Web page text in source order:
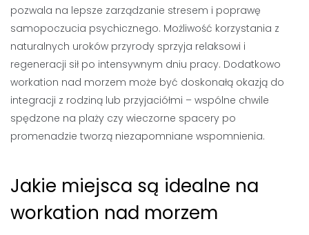
pozwala na lepsze zarządzanie stresem i poprawę
samopoczucia psychicznego. Możliwość korzystania z
naturalnych uroków przyrody sprzyja relaksowi i
regeneracji sił po intensywnym dniu pracy. Dodatkowo
workation nad morzem może być doskonałą okazją do
integracji z rodziną lub przyjaciółmi – wspólne chwile
spędzone na plaży czy wieczorne spacery po
promenadzie tworzą niezapomniane wspomnienia.
Jakie miejsca są idealne na
workation nad morzem